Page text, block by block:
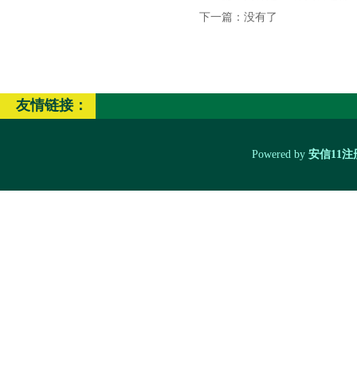
下一篇：没有了
友情链接：
Powered by 安信11注